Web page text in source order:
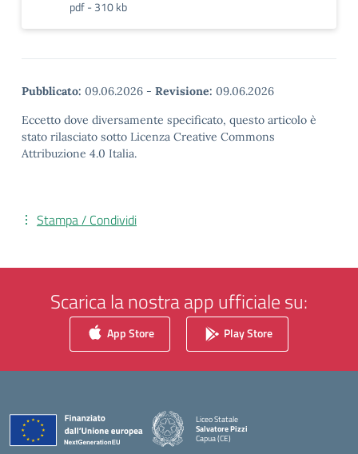
pdf - 310 kb
Pubblicato: 09.06.2026 - Revisione: 09.06.2026
Eccetto dove diversamente specificato, questo articolo è
stato rilasciato sotto Licenza Creative Commons
Attribuzione 4.0 Italia.
Stampa / Condividi
Scarica la nostra app ufficiale su:
App Store Play Store
Liceo Statale
Salvatore Pizzi
Capua (CE)
— Visita la pagina iniziale della scuola